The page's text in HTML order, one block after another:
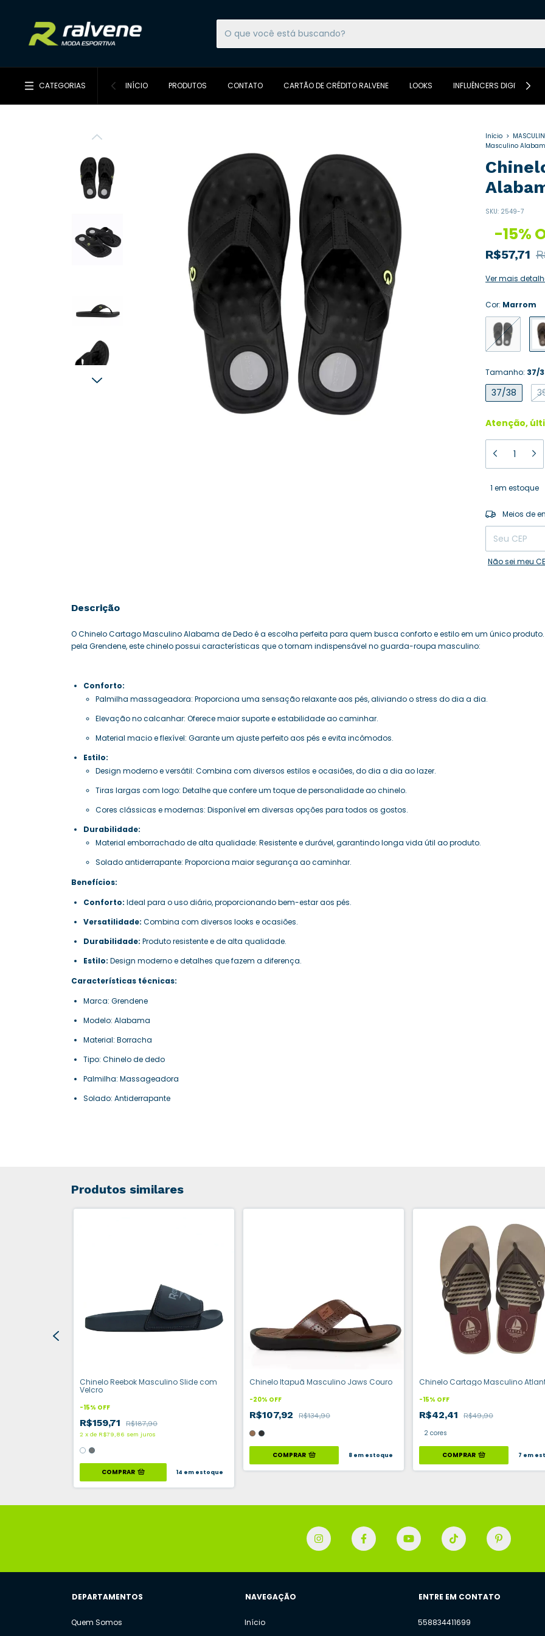
CATEGORIAS INÍCIO PRODUTOS CONTATO CARTÃO DE CRÉDITO RALVENE LOOKS INFLUÊNCERS DIGITAIS DA
Início >
Masculino
SKU: 2549-7
-15%
R$57,71
Ver mais
Cor: Marrom
Tamanho: 37/
37/38
Atenção,
1 em estoque
Entregas para o
Meios de
Não sei meu
Descrição
O Chinelo Cartago Masculino Alabama de Dedo é a escolha perfeita para quem busca conforto e estilo em um único
pela Grendene, este chinelo possui características que o tornam indispensável no guarda-roupa masculino:
Conforto:
Palmilha massageadora: Proporciona uma sensação relaxante aos pés, aliviando o stress do dia a dia.
Elevação no calcanhar: Oferece maior suporte e estabilidade ao caminhar.
Material macio e flexível: Garante um ajuste perfeito aos pés e evita incômodos.
Estilo:
Design moderno e versátil: Combina com diversos estilos e ocasiões, do dia a dia ao lazer.
Tiras largas com logo: Detalhe que confere um toque de personalidade ao chinelo.
Cores clássicas e modernas: Disponível em diversas opções para todos os gostos.
Durabilidade:
Material emborrachado de alta qualidade: Resistente e durável, garantindo longa vida útil ao produto.
Solado antiderrapante: Proporciona maior segurança ao caminhar.
Benefícios:
Conforto: Ideal para o uso diário, proporcionando bem-estar aos pés.
Versatilidade: Combina com diversos looks e ocasiões.
Durabilidade: Produto resistente e de alta qualidade.
Estilo: Design moderno e detalhes que fazem a diferença.
Características técnicas:
Marca: Grendene
Modelo: Alabama
Material: Borracha
Tipo: Chinelo de dedo
Palmilha: Massageadora
Solado: Antiderrapante
Produtos similares
Chinelo Reebok Masculino Slide com
Velcro
-15% OFF
R$159,71 R$187,90
2 x de R$79,86 sem juros
COMPRAR 14 em estoque
Chinelo Itapuã Masculino Jaws Couro
-20% OFF
R$107,92 R$134,90
COMPRAR 8em estoque
Chinelo Cartago Masculino
-15% OFF
R$42,41 R$49,90
2 cores
COMPRAR 7 em
DEPARTAMENTOS
Quem Somos
NAVEGAÇÃO
Início
ENTRE EM CONTATO
558834411699